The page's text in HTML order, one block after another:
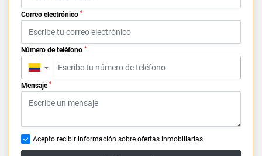
Correo electrónico *
Número de teléfono *
▼
Mensaje *
Acepto recibir información sobre ofertas inmobiliarias